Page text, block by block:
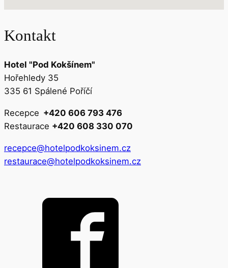
Kontakt
Hotel "Pod Kokšínem"
Hořehledy 35
335 61 Spálené Poříčí
Recepce +420 606 793 476
Restaurace +420 608 330 070
recepce@hotelpodkoksinem.cz
restaurace@hotelpodkoksinem.cz